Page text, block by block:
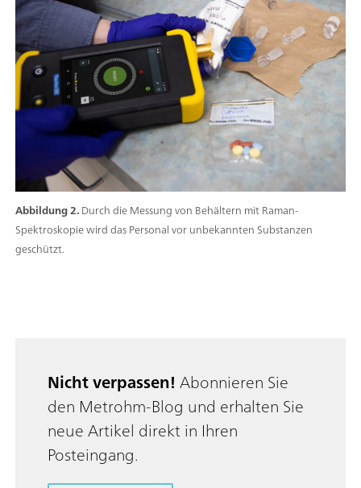
Abbildung 2.Durch die Messung von Behältern mit Raman-
Spektroskopie wird das Personal vor unbekannten Substanzen
geschützt.
Nicht verpassen! Abonnieren Sie
den Metrohm-Blog und erhalten Sie
neue Artikel direkt in Ihren
Posteingang.